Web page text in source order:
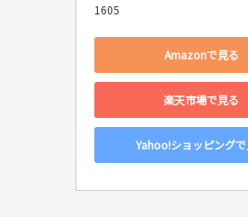
1605
Amazonで見る
楽天市場で見る
Yahoo!ショッピング